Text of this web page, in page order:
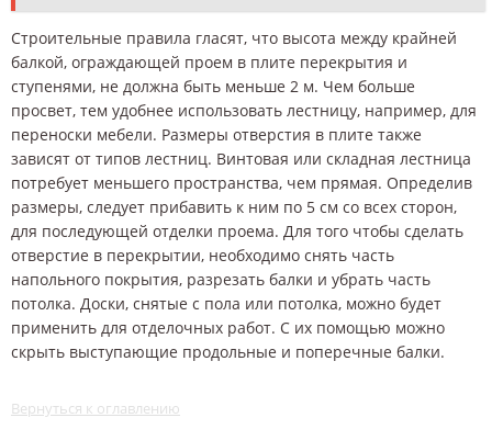
Строительные правила гласят, что высота между крайней
балкой, ограждающей проем в плите перекрытия и
ступенями, не должна быть меньше 2 м. Чем больше
просвет, тем удобнее использовать лестницу, например, для
переноски мебели. Размеры отверстия в плите также
зависят от типов лестниц. Винтовая или складная лестница
потребует меньшего пространства, чем прямая. Определив
размеры, следует прибавить к ним по 5 см со всех сторон,
для последующей отделки проема. Для того чтобы сделать
отверстие в перекрытии, необходимо снять часть
напольного покрытия, разрезать балки и убрать часть
потолка. Доски, снятые с пола или потолка, можно будет
применить для отделочных работ. С их помощью можно
скрыть выступающие продольные и поперечные балки.
Вернуться к оглавлению